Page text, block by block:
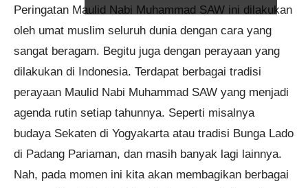
Peringatan Maulid Nabi Muhammad SAW ini dilakukan
oleh umat muslim seluruh dunia dengan cara yang
sangat beragam. Begitu juga dengan perayaan yang
dilakukan di Indonesia. Terdapat berbagai tradisi
perayaan Maulid Nabi Muhammad SAW yang menjadi
agenda rutin setiap tahunnya. Seperti misalnya
budaya Sekaten di Yogyakarta atau tradisi Bunga Lado
di Padang Pariaman, dan masih banyak lagi lainnya.
Nah, pada momen ini kita akan membagikan berbagai